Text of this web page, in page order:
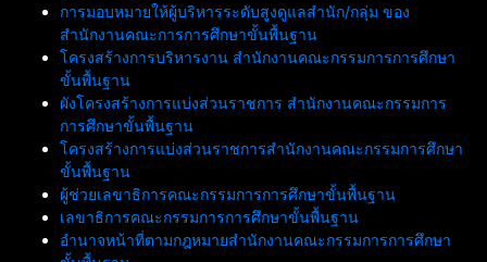
การมอบหมายให้ผู้บริหารระดับสูงดูแลสำนัก/กลุ่ม ของ
สำนักงานคณะการการศึกษาขั้นพื้นฐาน
โครงสร้างการบริหารงาน สำนักงานคณะกรรมการการศึกษา
ขั้นพื้นฐาน
ผังโครงสร้างการแบ่งส่วนราชการ สำนักงานคณะกรรมการ
การศึกษาขั้นพื้นฐาน
โครงสร้างการแบ่งส่วนราชการสำนักงานคณะกรรมการศึกษา
ขั้นพื้นฐาน
ผู้ช่วยเลขาธิการคณะกรรมการการศึกษาขั้นพื้นฐาน
เลขาธิการคณะกรรมการการศึกษาขั้นพื้นฐาน
อำนาจหน้าที่ตามกฎหมายสำนักงานคณะกรรมการการศึกษา